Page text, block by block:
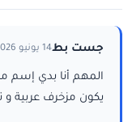
جست بط14 يونيو 2026
المهم أنا بدي
يكون مزخرف عربية و